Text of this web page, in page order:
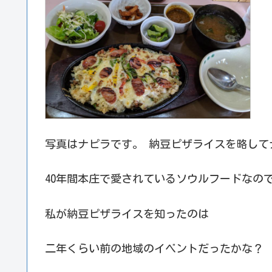
写真はナピラです。 納豆ピザライスを略し
40年間本庄で愛されているソウルフードなの
私が納豆ピザライスを知ったのは
二年くらい前の地域のイベントだったかな？